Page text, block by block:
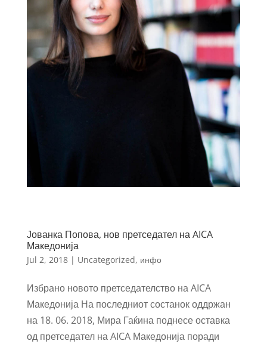
Јованка Попова, нов претседател на AICA
Македонија
Jul 2, 2018| Uncategorized, инфо
Избрано новото претседателство на AICA
Македонија На последниот состанок оддржан
на 18. 06. 2018, Мира Гаќина поднесе оставка
од претседател на AICA Македонија поради